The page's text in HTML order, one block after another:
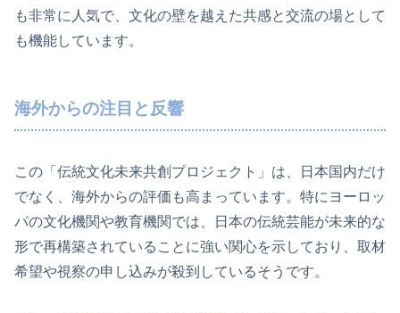
も非常に人気で、文化の壁を越えた共感と交流の場として
も機能しています。
海外からの注目と反響
この「伝統文化未来共創プロジェクト」は、日本国内だけ
でなく、海外からの評価も高まっています。特にヨーロッ
パの文化機関や教育機関では、日本の伝統芸能が未来的な
形で再構築されていることに強い関心を示しており、取材
希望や視察の申し込みが殺到しているそうです。